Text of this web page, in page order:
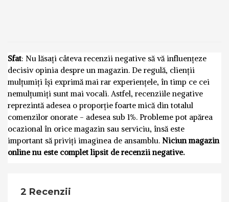
Sfat: Nu lăsați câteva recenzii negative să vă influențeze
decisiv opinia despre un magazin. De regulă, clienții
mulțumiți își exprimă mai rar experiențele, în timp ce cei
nemulțumiți sunt mai vocali. Astfel, recenziile negative
reprezintă adesea o proporție foarte mică din totalul
comenzilor onorate - adesea sub 1%. Probleme pot apărea
ocazional în orice magazin sau serviciu, însă este
important să priviți imaginea de ansamblu. Niciun magazin
online nu este complet lipsit de recenzii negative.
2 Recenzii